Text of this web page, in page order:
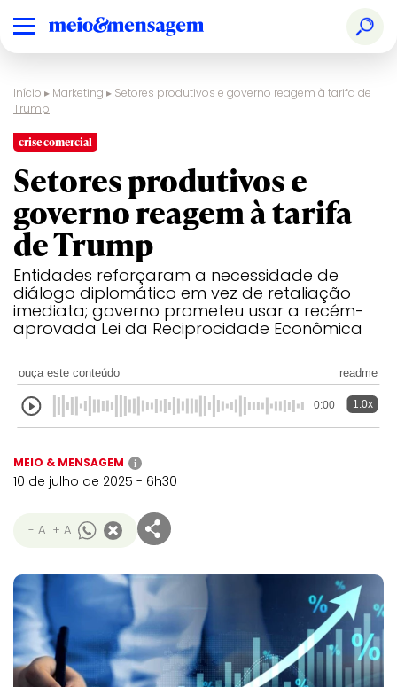
Início ▸ Marketing ▸ Setores produtivos e governo reagem à tarifa de
Trump
crise comercial
Setores produtivos e
governo reagem à tarifa
de Trump
Entidades reforçaram a necessidade de
diálogo diplomático em vez de retaliação
imediata; governo prometeu usar a recém-
aprovada Lei da Reciprocidade Econômica
ouça este conteúdo readme
0:00 1.0x
MEIO & MENSAGEM i
10 de julho de 2025 - 6h30
- A + A